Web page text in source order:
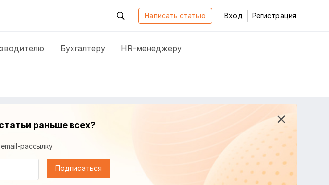
Написать статью Вход Регистрация
Бухгалтеру HR-менеджеру
раньше всех?
рассылку
Подписаться